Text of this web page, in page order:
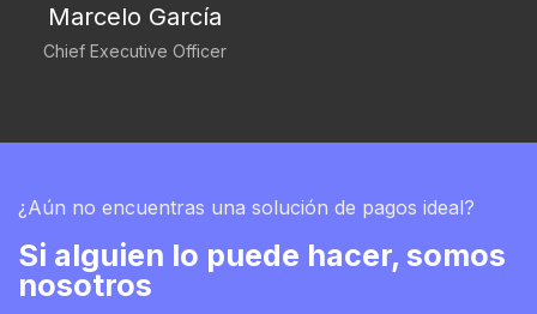
Marcelo García
Chief Executive Officer
¿Aún no encuentras una solución de pagos ideal?
Si alguien lo puede hacer, somos
nosotros